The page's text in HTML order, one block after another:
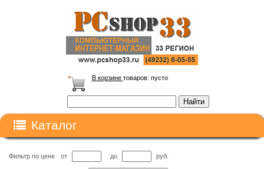
В корзине товаров: пусто
Каталог
Фильтр по цене от до руб.